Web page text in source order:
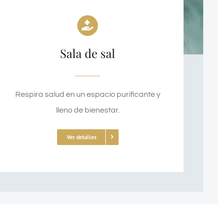
Sala de sal
Respira salud en un espacio purificante y
lleno de bienestar.
Ver detalles